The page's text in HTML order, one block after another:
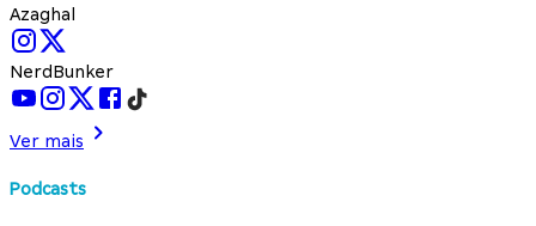
Azaghal
NerdBunker
Ver mais
Podcasts